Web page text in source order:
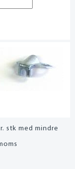
stk med mindre